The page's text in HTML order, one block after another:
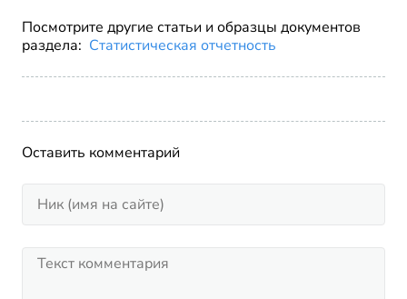
Посмотрите другие статьи и образцы документов
раздела: Статистическая отчетность
Оставить комментарий